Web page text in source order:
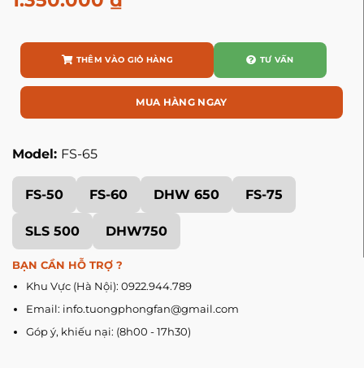
THÊM VÀO GIỎ HÀNG
MUA HÀNG NGAY
TƯ VẤN
Model: FS-65
FS-50 FS-60 DHW 650 FS-75
SLS 500 DHW750
BẠN CẦN HỖ TRỢ ?
Khu Vực (Hà Nội): 0922.944.789
Email: info.tuongphongfan@gmail.com
Góp ý, khiếu nại: (8h00 - 17h30)